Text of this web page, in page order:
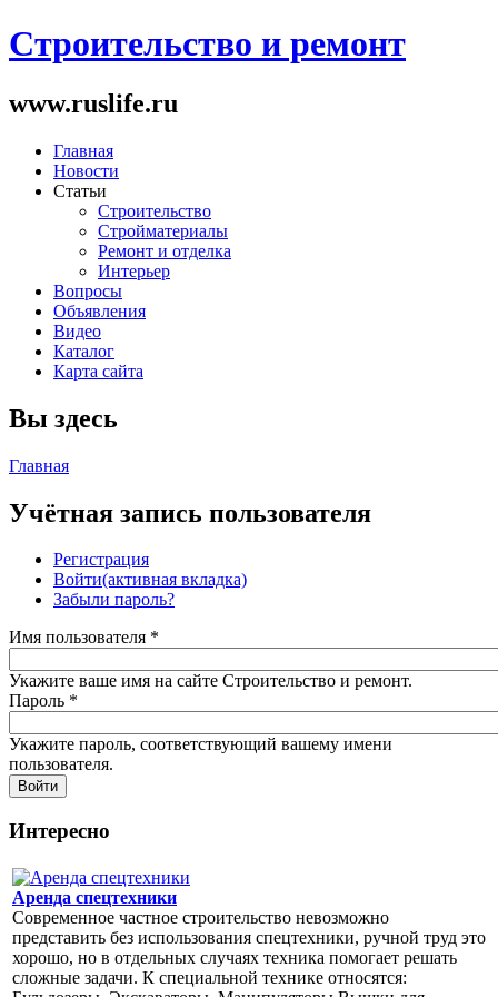
Строительство и ремонт
www.ruslife.ru
Главная
Новости
Статьи
Строительство
Стройматериалы
Ремонт и отделка
Интерьер
Вопросы
Объявления
Видео
Каталог
Карта сайта
Вы здесь
Главная
Учётная запись пользователя
Регистрация
Войти(активная вкладка)
Забыли пароль?
Имя пользователя *
Укажите ваше имя на сайте Строительство и ремонт.
Пароль *
Укажите пароль, соответствующий вашему имени
пользователя.
Интересно
Аренда спецтехники
Современное частное строительство невозможно
представить без использования спецтехники, ручной труд это
хорошо, но в отдельных случаях техника помогает решать
сложные задачи. К специальной технике относятся: